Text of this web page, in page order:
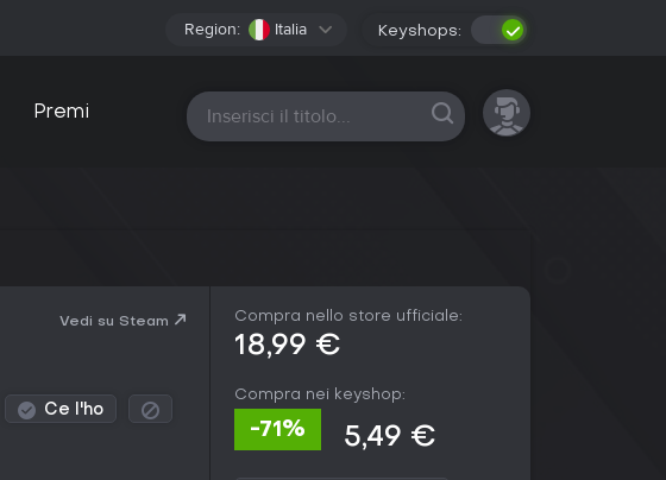
Region: Italia Keyshops:
Premi Tutte le piattaforme
Vedi su Steam
Ce l'ho
Compra nello store ufficiale:
18,99 €
Compra nei keyshop:
-71% 5,49 €